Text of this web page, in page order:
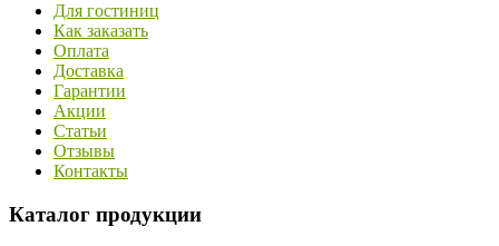
Для гостиниц
Как заказать
Оплата
Доставка
Гарантии
Акции
Статьи
Отзывы
Контакты
Каталог продукции